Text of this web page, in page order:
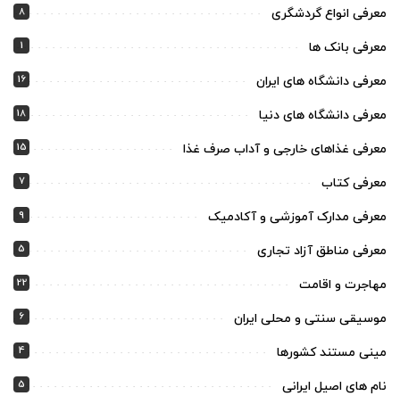
معرفی انواع گردشگری 8
معرفی بانک ها 1
معرفی دانشگاه های ایران 16
معرفی دانشگاه های دنیا 18
معرفی غذاهای خارجی و آداب صرف غذا 15
معرفی کتاب 7
معرفی مدارک آموزشی و آکادمیک 9
معرفی مناطق آزاد تجاری 5
مهاجرت و اقامت 22
موسیقی سنتی و محلی ایران 6
مینی مستند کشورها 4
نام های اصیل ایرانی 5